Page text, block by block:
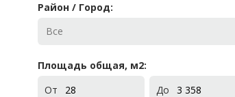
Район / Город:
Площадь общая, м2:
От
До